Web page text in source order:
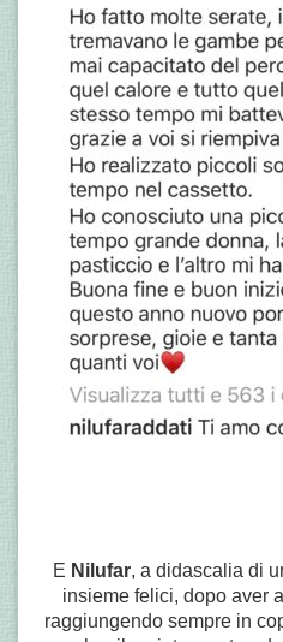
E Nilufar, a didascalia di
insieme felici, dopo aver
raggiungendo sempre in